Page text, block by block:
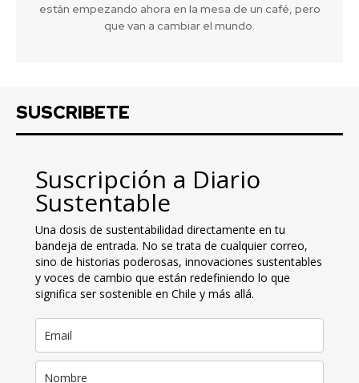
están empezando ahora en la mesa de un café, pero
que van a cambiar el mundo.
SUSCRIBETE
Suscripción a Diario
Sustentable
Una dosis de sustentabilidad directamente en tu
bandeja de entrada. No se trata de cualquier correo,
sino de historias poderosas, innovaciones sustentables
y voces de cambio que están redefiniendo lo que
significa ser sostenible en Chile y más allá.